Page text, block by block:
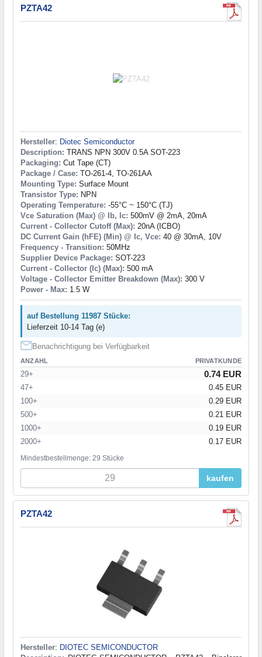
PZTA42
Hersteller: Diotec Semiconductor
Description: TRANS NPN 300V 0.5A SOT-223
Packaging: Cut Tape (CT)
Package / Case: TO-261-4, TO-261AA
Mounting Type: Surface Mount
Transistor Type: NPN
Operating Temperature: -55°C ~ 150°C (TJ)
Vce Saturation (Max) @ Ib, Ic: 500mV @ 2mA, 20mA
Current - Collector Cutoff (Max): 20nA (ICBO)
DC Current Gain (hFE) (Min) @ Ic, Vce: 40 @ 30mA, 10V
Frequency - Transition: 50MHz
Supplier Device Package: SOT-223
Current - Collector (Ic) (Max): 500 mA
Voltage - Collector Emitter Breakdown (Max): 300 V
Power - Max: 1.5 W
auf Bestellung 11987 Stücke:
Lieferzeit 10-14 Tag (e)
Benachrichtigung bei Verfügbarkeit
ANZAHL PRIVATKUNDE
29+ 0.74 EUR
47+
0.45 EUR
100+
0.29 EUR
500+
0.21 EUR
1000+
0.19 EUR
2000+
0.17 EUR
Mindestbestellmenge: 29 Stücke
kaufen
PZTA42
Hersteller: DIOTEC SEMICONDUCTOR